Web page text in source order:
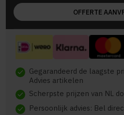
OFFERTE
check Gegarandeerd de laagste
Advies artikelen
check Scherpste prijzen van NL
check Persoonlijk advies: Bel